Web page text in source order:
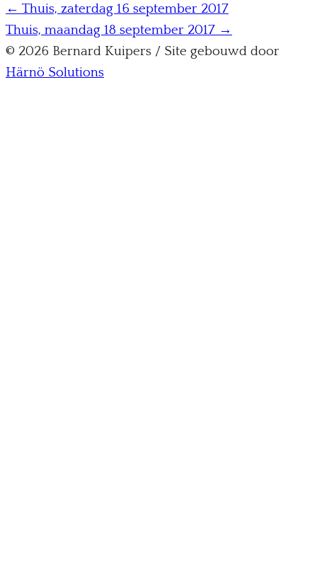
← Thuis, zaterdag 16 september 2017
Thuis, maandag 18 september 2017 →
© 2026 Bernard Kuipers / Site gebouwd door
Härnö Solutions